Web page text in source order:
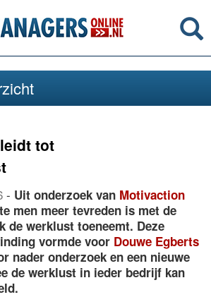
tot
- Uit onderzoek van Motivaction
men meer tevreden is met de
de werklust toeneemt. Deze
vormde voor Douwe Egberts
nader onderzoek en een nieuwe
de werklust in ieder bedrijf kan